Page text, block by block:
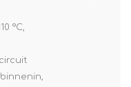
°C,